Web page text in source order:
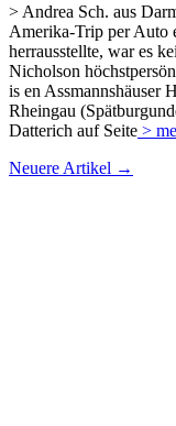
> Andrea Sch. aus
Amerika-Trip per Auto
herrausstellte, war es
Nicholson
is en Assmannshäuser
Rheingau
Datterich auf Seite >
Neuere Artikel →